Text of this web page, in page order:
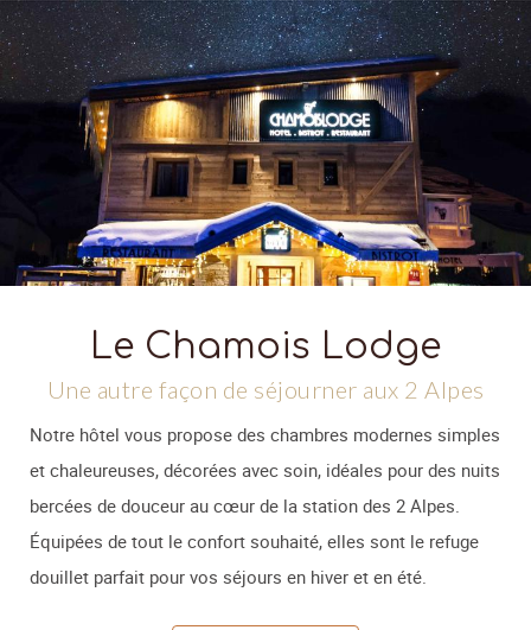
Le Chamois Lodge
Une autre façon de séjourner aux 2 Alpes
Notre hôtel vous propose des chambres modernes simples
et chaleureuses, décorées avec soin, idéales pour des nuits
bercées de douceur au cœur de la station des 2 Alpes.
Équipées de tout le confort souhaité, elles sont le refuge
douillet parfait pour vos séjours en hiver et en été.